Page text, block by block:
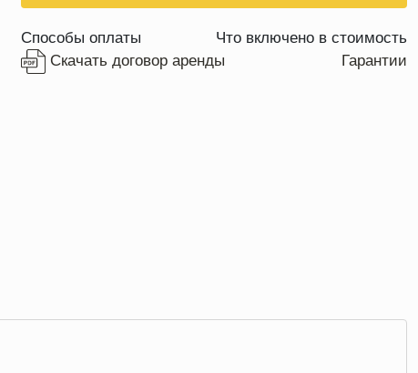
Способы оплаты
Что включено в стоимость
Скачать договор аренды
Гарантии